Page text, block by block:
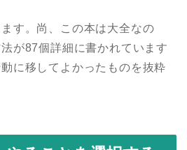
す。尚、この本は大全なの
が87個詳細に書かれています
に移してよかったものを抜粋